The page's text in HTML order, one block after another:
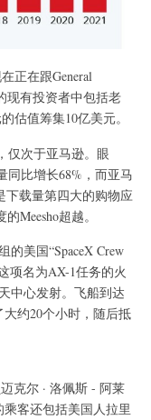
正在跟General
现有投资者中包括老
估值筹集10亿美元。
仅次于亚马逊。眼
同比增长68%，而亚马
下载量第四大的购物应
Meesho超越。
的美国“SpaceX Crew
项名为AX-1任务的火
中心发射。飞船到达
约20个小时，随后抵
克尔 · 洛佩斯 - 阿莱
客还包括美国人拉里